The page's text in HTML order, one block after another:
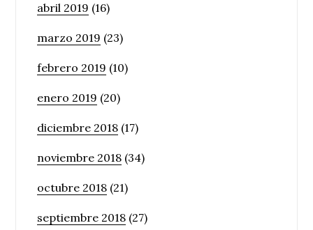
abril 2019 (16)
marzo 2019 (23)
febrero 2019 (10)
enero 2019 (20)
diciembre 2018 (17)
noviembre 2018 (34)
octubre 2018 (21)
septiembre 2018 (27)